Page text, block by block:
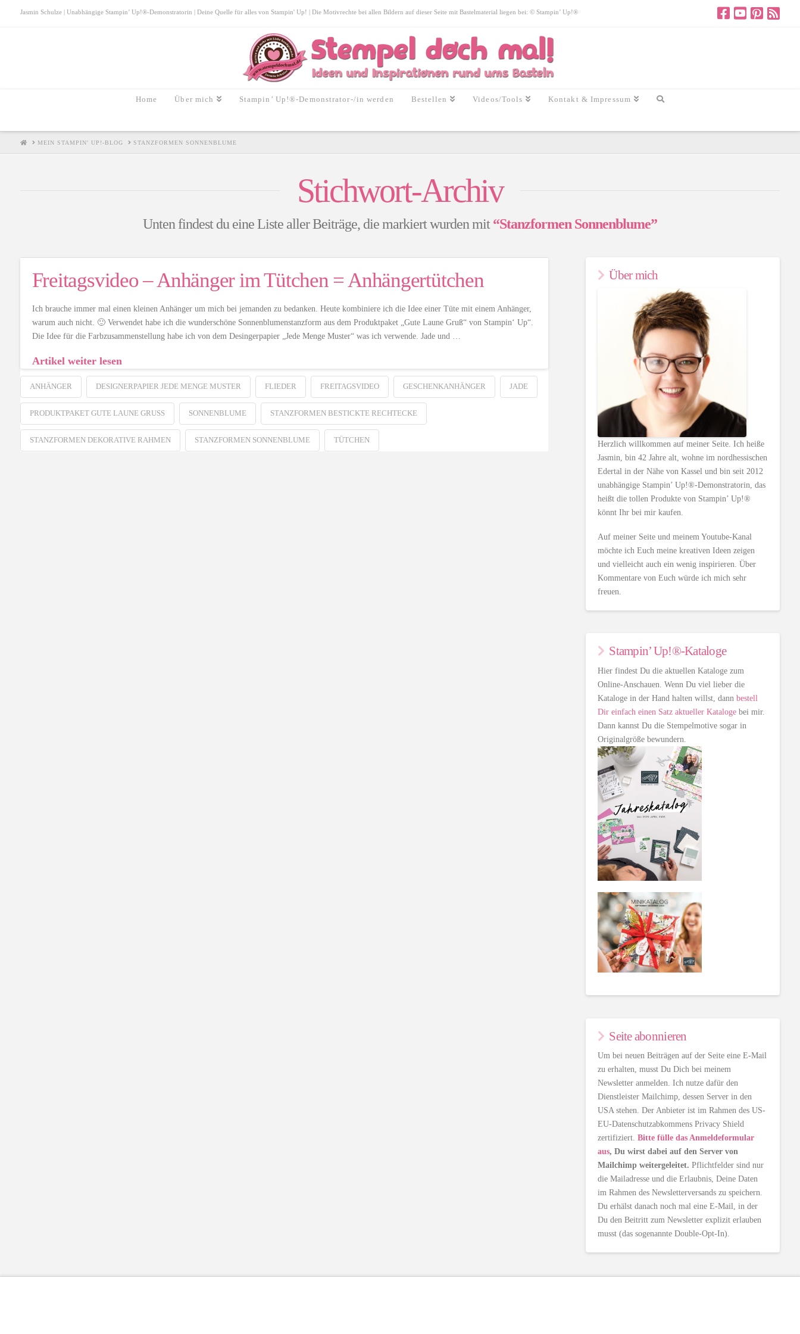
Jasmin Schulze | Unabhängige Stampin’ Up!®-Demonstratorin | Deine Quelle für alles von Stampin' Up! | Die Motivrechte bei allen Bildern auf dieser Seite mit Bastelmaterial liegen bei: © Stampin’ Up!®
Home Über mich Stampin’ Up!®-Demonstrator-/in werden Bestellen Videos/Tools Kontakt & Impressum
HOMEMEIN STAMPIN' UP!-BLOG STANZFORMEN SONNENBLUME
Stichwort-Archiv
Unten findest du eine Liste aller Beiträge, die markiert wurden mit“Stanzformen Sonnenblume”
Freitagsvideo – Anhänger im Tütchen = Anhängertütchen
Ich brauche immer mal einen kleinen Anhänger um mich bei jemanden zu bedanken. Heute kombiniere ich die Idee einer Tüte mit einem Anhänger,
warum auch nicht. 🙂 Verwendet habe ich die wunderschöne Sonnenblumenstanzform aus dem Produktpaket „Gute Laune Gruß“ von Stampin‘ Up“.
Die Idee für die Farbzusammenstellung habe ich von dem Desingerpapier „Jede Menge Muster“ was ich verwende. Jade und …
Artikel weiter lesen
ANHÄNGER DESIGNERPAPIER JEDE MENGE MUSTER FLIEDER FREITAGSVIDEO GESCHENKANHÄNGER JADE
PRODUKTPAKET GUTE LAUNE GRUSS SONNENBLUME STANZFORMEN BESTICKTE RECHTECKE
STANZFORMEN DEKORATIVE RAHMEN STANZFORMEN SONNENBLUME TÜTCHEN
Über mich
Herzlich willkommen auf meiner Seite. Ich heiße
Jasmin, bin 42 Jahre alt, wohne im nordhessischen
Edertal in der Nähe von Kassel und bin seit 2012
unabhängige Stampin’ Up!®-Demonstratorin, das
heißt die tollen Produkte von Stampin’ Up!®
könnt Ihr bei mir kaufen.
Auf meiner Seite und meinem Youtube-Kanal
möchte ich Euch meine kreativen Ideen zeigen
und vielleicht auch ein wenig inspirieren. Über
Kommentare von Euch würde ich mich sehr
freuen.
Stampin’ Up!®-Kataloge
Hier findest Du die aktuellen Kataloge zum
Online-Anschauen. Wenn Du viel lieber die
Kataloge in der Hand halten willst, dannbestell
Dir einfach einen Satz aktueller Kataloge bei mir.
Dann kannst Du die Stempelmotive sogar in
Originalgröße bewundern.
Seite abonnieren
Um bei neuen Beiträgen auf der Seite eine E-Mail
zu erhalten, musst Du Dich bei meinem
Newsletter anmelden. Ich nutze dafür den
Dienstleister Mailchimp, dessen Server in den
USA stehen. Der Anbieter ist im Rahmen des US-
EU-Datenschutzabkommens Privacy Shield
zertifiziert.Bitte fülle das Anmeldeformular
aus, Du wirst dabei auf den Server von
Mailchimp weitergeleitet. Pflichtfelder sind nur
die Mailadresse und die Erlaubnis, Deine Daten
im Rahmen des Newsletterversands zu speichern.
Du erhälst danach noch mal eine E-Mail, in der
Du den Beitritt zum Newsletter explizit erlauben
musst (das sogenannte Double-Opt-In).